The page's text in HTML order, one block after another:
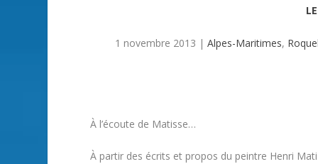
1 novembre 2013 | Alpes-Maritimes,
À l’écoute de Matisse…
À partir des écrits et propos du peintre Henri